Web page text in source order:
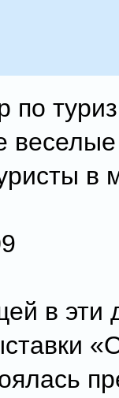
по
в
в эти